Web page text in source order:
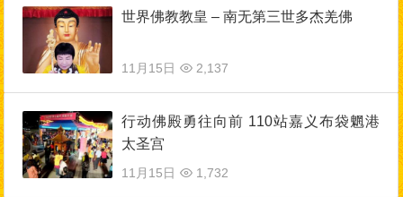
世界佛教教皇 – 南无第三世多杰羌佛
11月15日 2,137
行动佛殿勇往向前 110站嘉义布袋魍港
太圣宫
11月15日 1,732